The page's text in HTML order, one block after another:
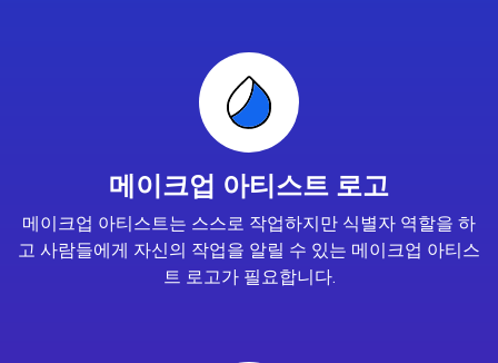
메이크업 아티스트 로고
메이크업 아티스트는 스스로 작업하지만 식별자 역할을 하
고 사람들에게 자신의 작업을 알릴 수 있는 메이크업 아티스
트 로고가 필요합니다.